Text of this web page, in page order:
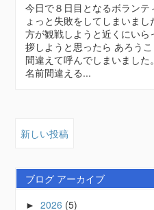
今日で８日目となるボラン
ょっと失敗をしてしまいま
方が観戦しようと近くにい
拶しようと思ったら あろう
間違えて呼んでしまいまし
名前間違える...
新しい投稿
ブログ アーカイブ
►2026 (5)